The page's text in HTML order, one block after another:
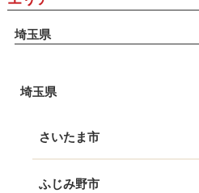
埼玉県
埼玉県
さいたま市
ふじみ野市